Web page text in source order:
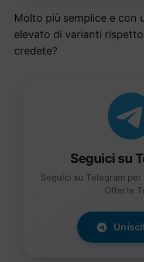
Molto più semplice e con
elevato di varianti
credete?
Seguici su
Seguici su Telegram
Offerte